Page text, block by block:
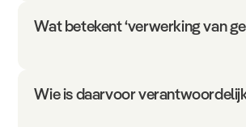
Wat betekent ‘verwerking van
Wie is daarvoor